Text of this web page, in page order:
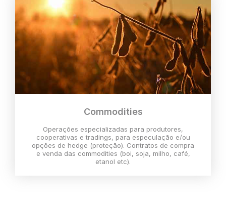
Commodities
Operações especializadas para produtores,
cooperativas e tradings, para especulação e/ou
opções de hedge (proteção). Contratos de compra
e venda das commodities (boi, soja, milho, café,
etanol etc).